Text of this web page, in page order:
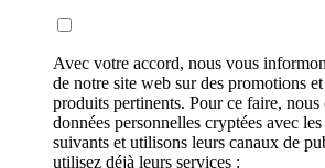
Avec votre accord, nous vous
de notre site web sur des promotions
produits pertinents. Pour ce faire, nous
données personnelles cryptées avec
suivants et utilisons leurs canaux de
utilisez déjà leurs services :